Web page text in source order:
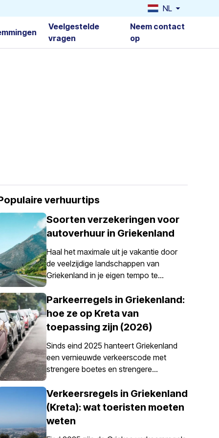
NL
Veelgestelde
vragen
Neem contact
op
verhuurtips
Soorten verzekeringen voor
autoverhuur in Griekenland
Haal het maximale uit je vakantie door
de veelzijdige landschappen van
Griekenland in je eigen tempo te
verkennen – iets wat eenvoudig mogelijk
wordt gemaakt met een huurauto. Het is
echter belangrijk om te weten dat een
autoverzekering in Griekenland niet
alleen een optie is; het is verplicht voor
alle huurauto’s.
Parkeerregels in Griekenland:
hoe ze op Kreta van
toepassing zijn (2026)
Sinds eind 2025 hanteert Griekenland
een vernieuwde verkeerscode met
strengere boetes en strengere
handhaving van parkeerregels, vooral in
stadscentra, havens, voetgangerszones
en gereguleerde parkeergebieden. De
parkeerregels in Griekenland zijn
landelijk vastgesteld, maar parkeren op
Verkeersregels in Griekenland
(Kreta): wat toeristen moeten
weten